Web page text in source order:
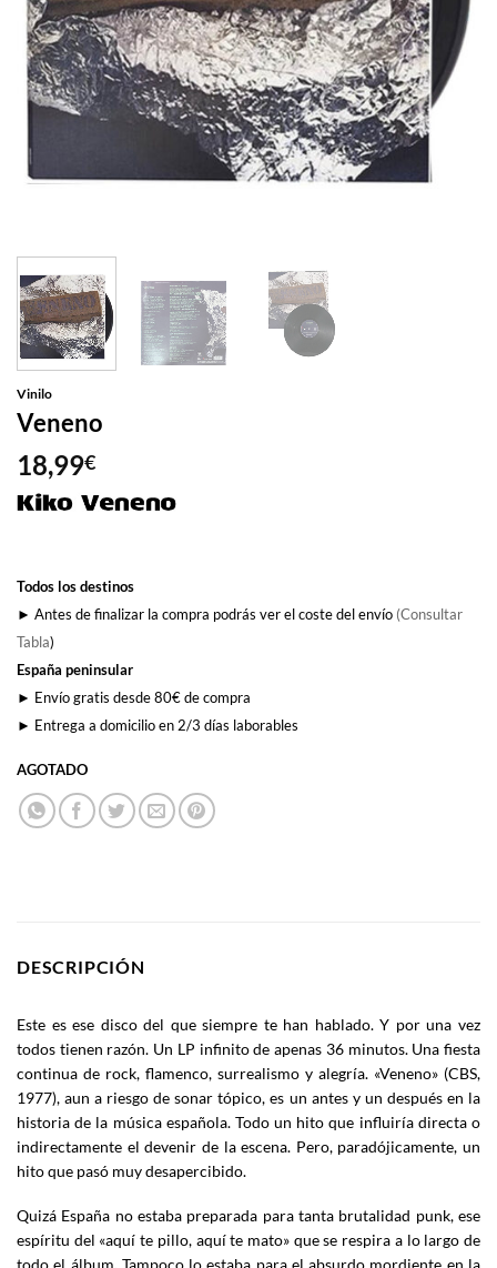
Vinilo
Veneno
18,99€
Todos los destinos
► Antes de finalizar la compra podrás ver el coste del envío (Consultar
Tabla)
España peninsular
► Envío gratis desde 80€ de compra
► Entrega a domicilio en 2/3 días laborables
AGOTADO
DESCRIPCIÓN
Este es ese disco del que siempre te han hablado. Y por una vez
todos tienen razón. Un LP infinito de apenas 36 minutos. Una fiesta
continua de rock, flamenco, surrealismo y alegría. «Veneno» (CBS,
1977), aun a riesgo de sonar tópico, es un antes y un después en la
historia de la música española. Todo un hito que influiría directa o
indirectamente el devenir de la escena. Pero, paradójicamente, un
hito que pasó muy desapercibido.
Quizá España no estaba preparada para tanta brutalidad punk, ese
espíritu del «aquí te pillo, aquí te mato» que se respira a lo largo de
todo el álbum. Tampoco lo estaba para el absurdo mordiente en la